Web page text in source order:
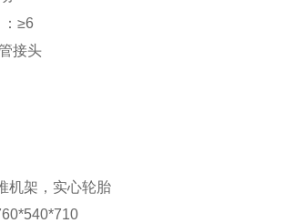
≥6
接头
机架，实心轮胎